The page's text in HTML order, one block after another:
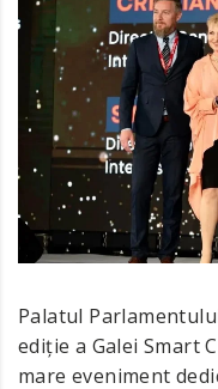
Palatul
ediţie a Galei Smart
mare eveniment